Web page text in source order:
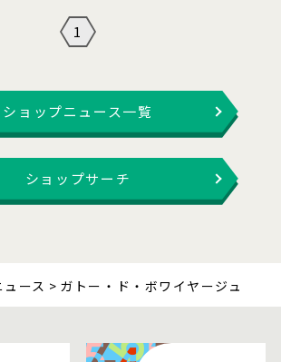
1
ショップニュース一覧
ショップサーチ
ース ガトー・ド・ボワイヤージュ